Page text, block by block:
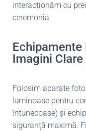
interacționăm cu
ceremonia.
Imagini
Folosim aparate
luminoase pentru
întunecoase) și
siguranță maximă.